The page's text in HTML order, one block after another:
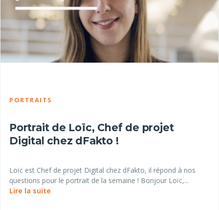
PORTRAITS
Portrait de Loïc, Chef de projet
Digital chez dFakto !
Loïc est Chef de projet Digital chez dFakto, il répond à nos
questions pour le portrait de la semaine ! Bonjour Loïc,...
Lire la suite